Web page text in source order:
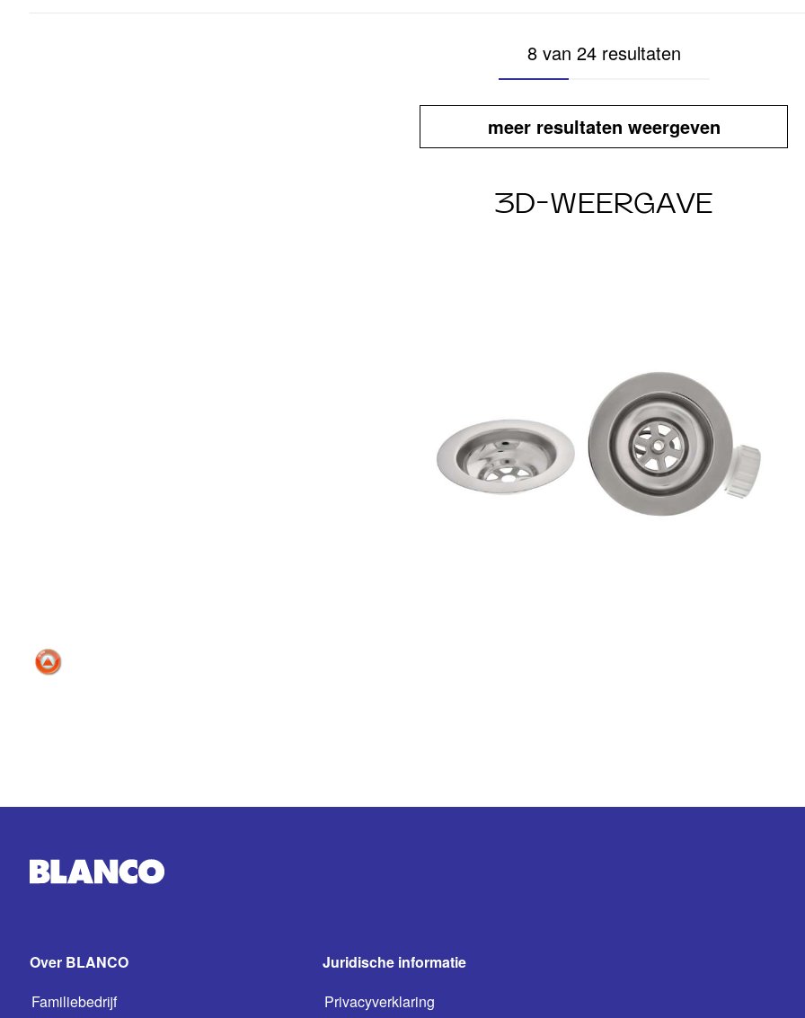
8 van 24 resultaten
meer resultaten weergeven
3D-WEERGAVE
Over BLANCO
Familiebedrijf
Juridische informatie
Privacyverklaring